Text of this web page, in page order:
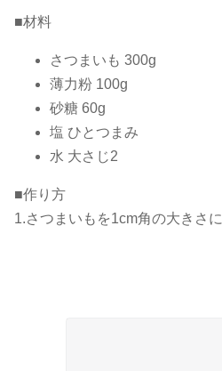
■材料
さつまいも 300g
薄力粉 100g
砂糖 60g
塩 ひとつまみ
水 大さじ2
■作り方
1.さつまいもを1cm角の大きさ